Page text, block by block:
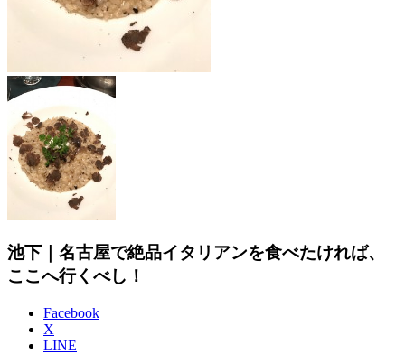
池下｜名古屋で絶品イタリアンを食べたければ、
ここへ行くべし！
Facebook
X
LINE